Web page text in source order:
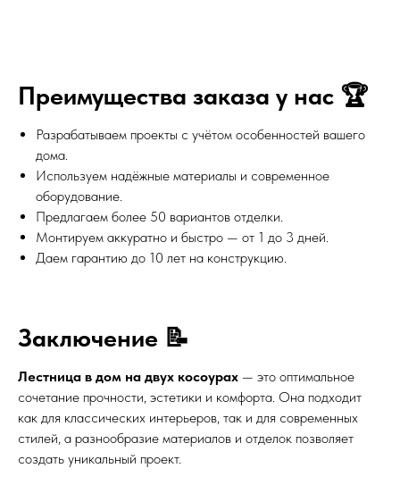
Преимущества заказа у нас 🏆
Разрабатываем проекты с учётом особенностей вашего
дома.
Используем надёжные материалы и современное
оборудование.
Предлагаем более 50 вариантов отделки.
Монтируем аккуратно и быстро — от 1 до 3 дней.
Даем гарантию до 10 лет на конструкцию.
Заключение 📝
Лестница в дом на двух косоурах — это оптимальное
сочетание прочности, эстетики и комфорта. Она подходит
как для классических интерьеров, так и для современных
стилей, а разнообразие материалов и отделок позволяет
создать уникальный проект.